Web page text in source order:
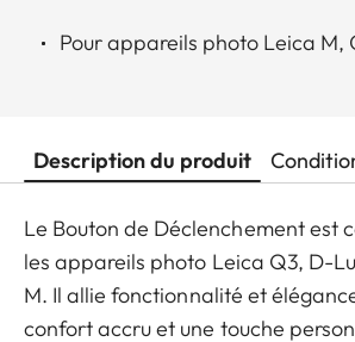
Pour appareils photo Leica M,
Description du produit
Le Bouton de Déclenchement est
les appareils photo Leica Q3, D-
M. Il allie fonctionnalité et
confort accru et une touche